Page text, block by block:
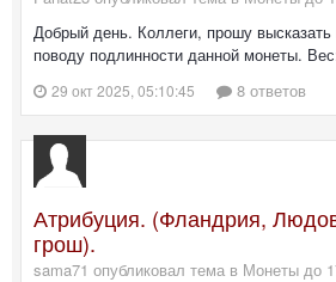
Добрый день. Коллеги, прошу
поводу подлинности данной монеты.
29 окт 2025, 05:10:45 8 ответов
Атрибуция. (Фландрия,
грош).
sama71 опубликовал тема в Монеты до